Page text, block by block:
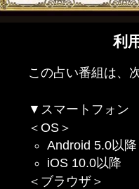
利
この占い番組は、
▼スマートフォン
＜OS＞
Android 5.0以降
iOS 10.0以降
＜ブラウザ＞